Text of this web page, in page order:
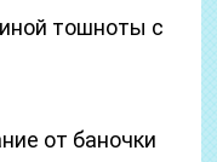
тошноты с
от баночки